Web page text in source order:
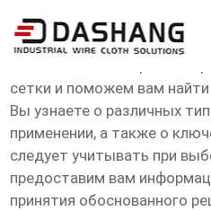
эпоксидная сетка
сетки и поможем вам
Вы узнаете о различных
применении, а также о
следует учитывать при
предоставим вам
принятия обоснованного